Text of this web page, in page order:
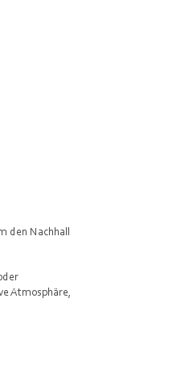
den Nachhall
Atmosphäre,